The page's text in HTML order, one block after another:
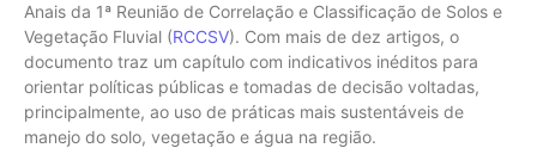
Anais da 1ª Reunião de Correlação e Classificação de Solos e
Vegetação Fluvial (RCCSV). Com mais de dez artigos, o
documento traz um capítulo com indicativos inéditos para
orientar políticas públicas e tomadas de decisão voltadas,
principalmente, ao uso de práticas mais sustentáveis de
manejo do solo, vegetação e água na região.